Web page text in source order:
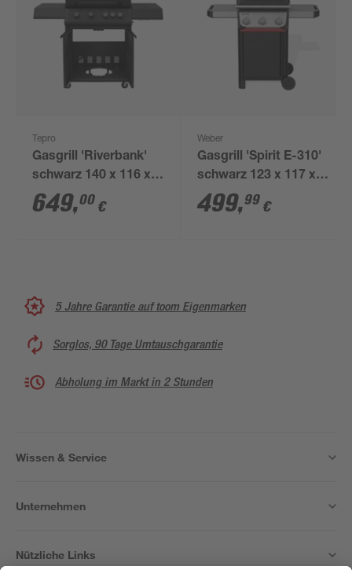
Tepro
Gasgrill 'Riverbank'
schwarz 140 x 116 x
59 cm
649,00 €
Weber
Gasgrill 'Spirit E-310'
schwarz 123 x 117 x
68 cm
499,99 €
5 Jahre Garantie auf toom Eigenmarken
Sorglos, 90 Tage Umtauschgarantie
Abholung im Markt in 2 Stunden
Wissen & Service
Unternehmen
Nützliche Links